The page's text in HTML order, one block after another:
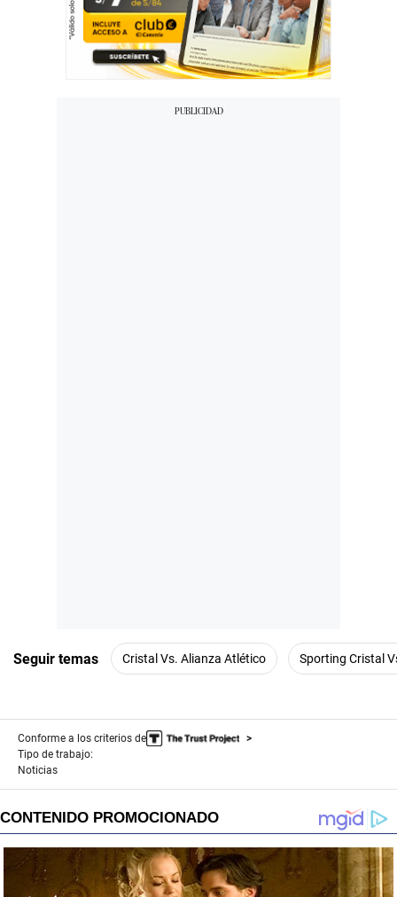
Seguir temas Cristal Vs. Alianza Atlético Sporting Cristal
Conforme a los criterios de
Tipo de trabajo:
Noticias